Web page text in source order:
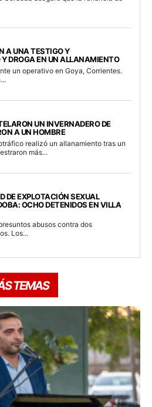
A UNA TESTIGO Y
DROGA EN UN ALLANAMIENTO
un operativo en Goya, Corrientes.
UN INVERNADERO DE
A UN HOMBRE
realizó un allanamiento tras un
más...
DE EXPLOTACIÓN SEXUAL
OCHO DETENIDOS EN VILLA
abusos contra dos
Los...
TEMAS